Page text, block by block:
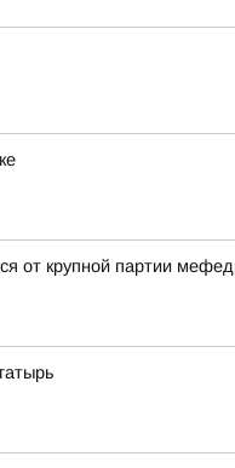
от крупной партии